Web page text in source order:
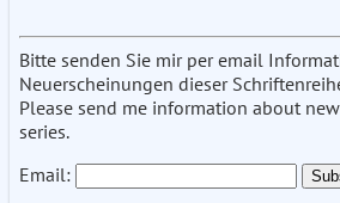
Bitte senden Sie mir per email
Neuerscheinungen dieser
Please send me information about
series.
Email: